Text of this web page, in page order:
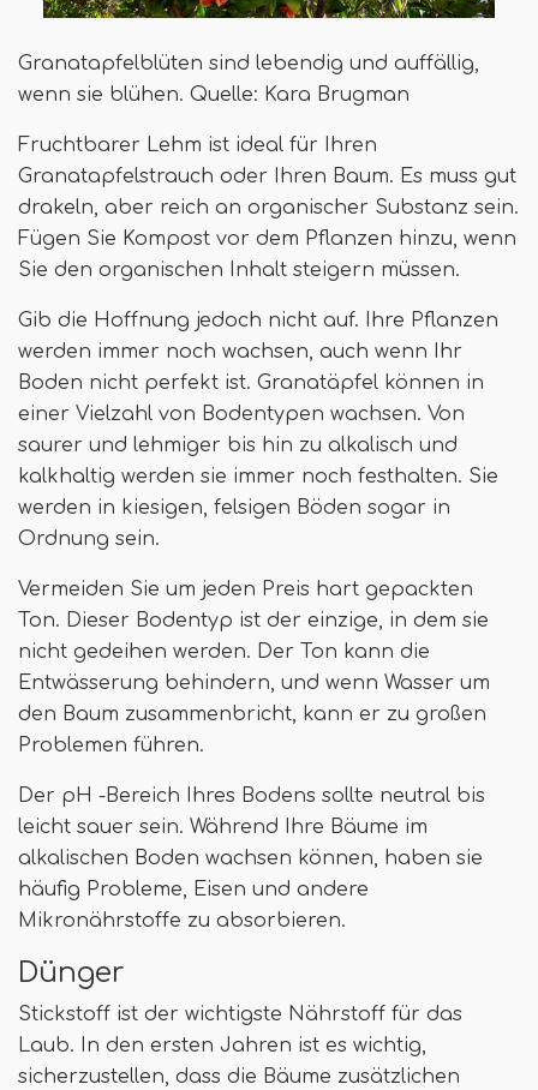
Granatapfelblüten sind lebendig und auffällig,
wenn sie blühen. Quelle: Kara Brugman
Fruchtbarer Lehm ist ideal für Ihren
Granatapfelstrauch oder Ihren Baum. Es muss gut
drakeln, aber reich an organischer Substanz sein.
Fügen Sie Kompost vor dem Pflanzen hinzu, wenn
Sie den organischen Inhalt steigern müssen.
Gib die Hoffnung jedoch nicht auf. Ihre Pflanzen
werden immer noch wachsen, auch wenn Ihr
Boden nicht perfekt ist. Granatäpfel können in
einer Vielzahl von Bodentypen wachsen. Von
saurer und lehmiger bis hin zu alkalisch und
kalkhaltig werden sie immer noch festhalten. Sie
werden in kiesigen, felsigen Böden sogar in
Ordnung sein.
Vermeiden Sie um jeden Preis hart gepackten
Ton. Dieser Bodentyp ist der einzige, in dem sie
nicht gedeihen werden. Der Ton kann die
Entwässerung behindern, und wenn Wasser um
den Baum zusammenbricht, kann er zu großen
Problemen führen.
Der pH -Bereich Ihres Bodens sollte neutral bis
leicht sauer sein. Während Ihre Bäume im
alkalischen Boden wachsen können, haben sie
häufig Probleme, Eisen und andere
Mikronährstoffe zu absorbieren.
Dünger
Stickstoff ist der wichtigste Nährstoff für das
Laub. In den ersten Jahren ist es wichtig,
sicherzustellen, dass die Bäume zusätzlichen